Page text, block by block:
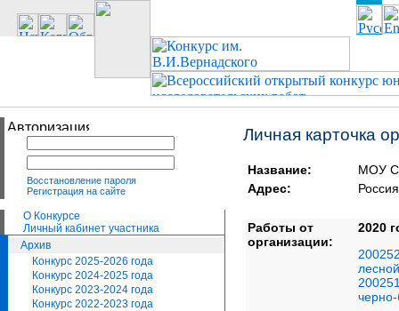
Восстановление пароля
Регистрация на сайте
О Конкурсе
Личный кабинет участника
Архив
Конкурс 2025-2026 года
Конкурс 2024-2025 года
Конкурс 2023-2024 года
Конкурс 2022-2023 года
Личная карточка
Название:
МОУ
Адрес:
Работы от
организации:
2020